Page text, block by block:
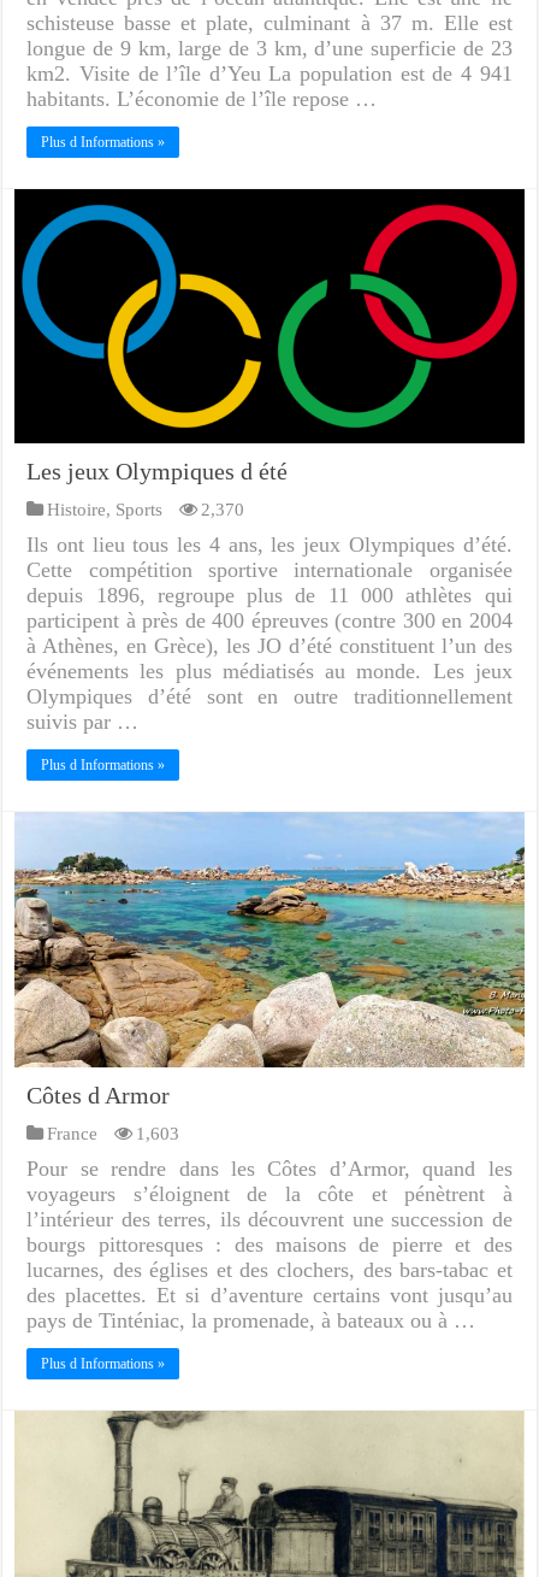
schisteuse basse et plate, culminant à 37 m. Elle est
longue de 9 km, large de 3 km, d’une superficie de 23
km2. Visite de l’île d’Yeu La population est de 4 941
habitants. L’économie de l’île repose …
Plus d Informations »
Les jeux Olympiques d été
Histoire, Sports 2,370
Ils ont lieu tous les 4 ans, les jeux Olympiques d’été.
Cette compétition sportive internationale organisée
depuis 1896, regroupe plus de 11 000 athlètes qui
participent à près de 400 épreuves (contre 300 en 2004
à Athènes, en Grèce), les JO d’été constituent l’un des
événements les plus médiatisés au monde. Les jeux
Olympiques d’été sont en outre traditionnellement
suivis par …
Plus d Informations »
Côtes d Armor
France 1,603
Pour se rendre dans les Côtes d’Armor, quand les
voyageurs s’éloignent de la côte et pénètrent à
l’intérieur des terres, ils découvrent une succession de
bourgs pittoresques : des maisons de pierre et des
lucarnes, des églises et des clochers, des bars-tabac et
des placettes. Et si d’aventure certains vont jusqu’au
pays de Tinténiac, la promenade, à bateaux ou à …
Plus d Informations »